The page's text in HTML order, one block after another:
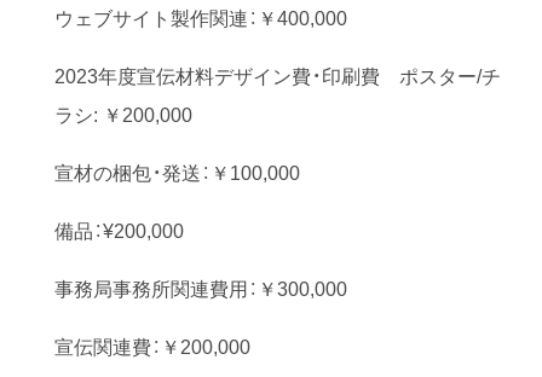
ウェブサイト製作関連：￥400,000
2023年度宣伝材料デザイン費・印刷費 ポスター/チ
ラシ: ￥200,000
宣材の梱包・発送：￥100,000
備品：¥200,000
事務局事務所関連費用：￥300,000
宣伝関連費：￥200,000